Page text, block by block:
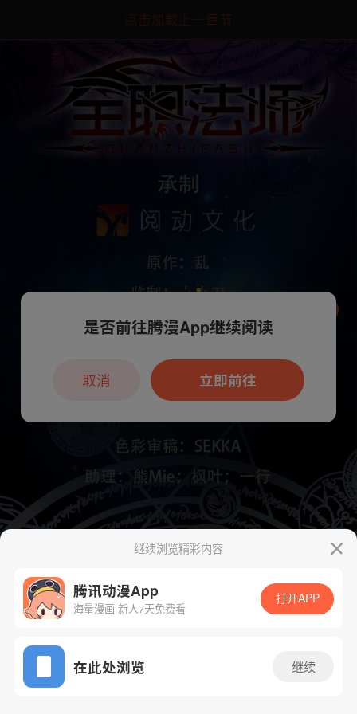
点击加载上一章节
App免费看
下一话 腾漫App免费看
继续浏览精彩内容
腾讯动漫App
海量漫画 新人7天免费看
打开APP
在此处浏览 继续
本章节仅支持App阅读，可打开App新用
户7天免费看
是否前往腾漫App继续阅读
立即前往
取消